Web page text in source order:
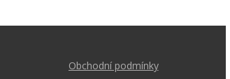
Obchodní podmínky